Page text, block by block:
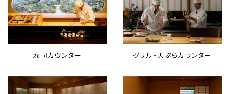
寿司カウンター グリル・天ぷらカウンター